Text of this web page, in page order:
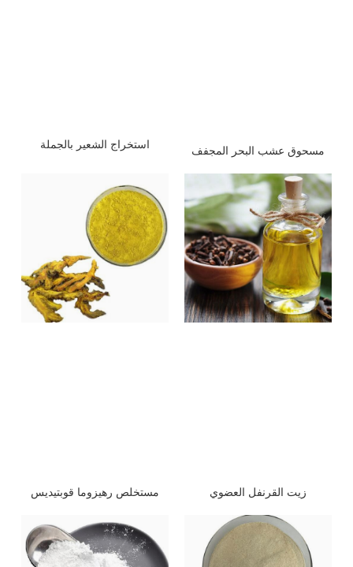
مسحوق عشب البحر المجفف
استخراج الشعير بالجملة
زيت القرنفل العضوي مستخلص رهيزوما قوبتيديس